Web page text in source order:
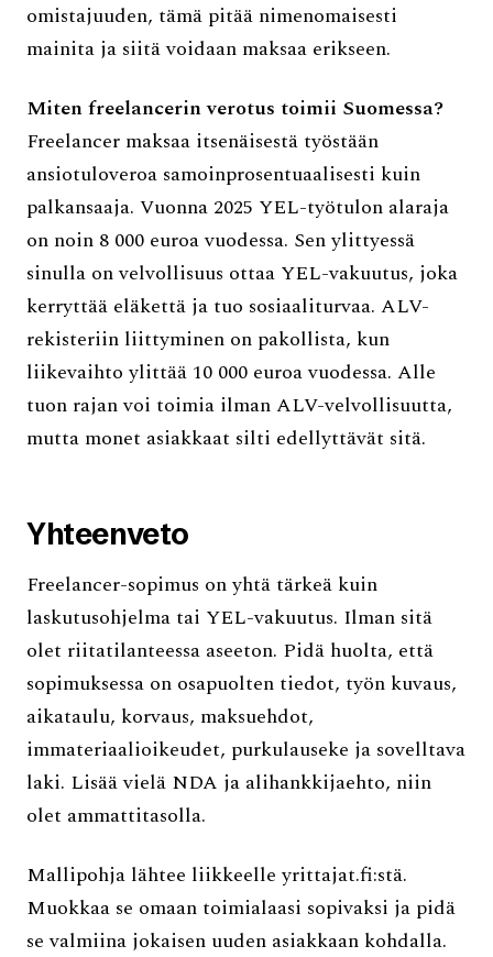
omistajuuden, tämä pitää nimenomaisesti
mainita ja siitä voidaan maksaa erikseen.
Miten freelancerin verotus toimii Suomessa?
Freelancer maksaa itsenäisestä työstään
ansiotuloveroa samoinprosentuaalisesti kuin
palkansaaja. Vuonna 2025 YEL-työtulon alaraja
on noin 8 000 euroa vuodessa. Sen ylittyessä
sinulla on velvollisuus ottaa YEL-vakuutus, joka
kerryttää eläkettä ja tuo sosiaaliturvaa. ALV-
rekisteriin liittyminen on pakollista, kun
liikevaihto ylittää 10 000 euroa vuodessa. Alle
tuon rajan voi toimia ilman ALV-velvollisuutta,
mutta monet asiakkaat silti edellyttävät sitä.
Yhteenveto
Freelancer-sopimus on yhtä tärkeä kuin
laskutusohjelma tai YEL-vakuutus. Ilman sitä
olet riitatilanteessa aseeton. Pidä huolta, että
sopimuksessa on osapuolten tiedot, työn kuvaus,
aikataulu, korvaus, maksuehdot,
immateriaalioikeudet, purkulauseke ja sovelltava
laki. Lisää vielä NDA ja alihankkijaehto, niin
olet ammattitasolla.
Mallipohja lähtee liikkeelle yrittajat.fi:stä.
Muokkaa se omaan toimialaasi sopivaksi ja pidä
se valmiina jokaisen uuden asiakkaan kohdalla.